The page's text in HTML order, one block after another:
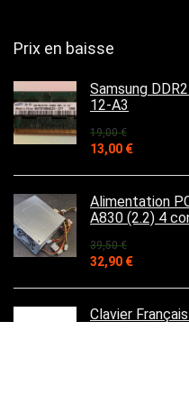
Prix en baisse
Samsung
12-A3
19,00€
Le
initial
était :
19,00 €.
13,00 €Le
actuel
est :
13,00 €.
Alimentation
A830 (2.2) 4
39,50€
Le
initial
était :
39,50 €.
32,90 €Le
actuel
est :
32,90 €.
Clavier